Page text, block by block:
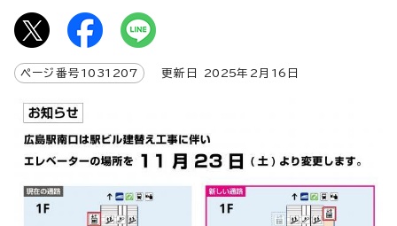
ページ番号 1031207 更新日 2025年2月 16 日